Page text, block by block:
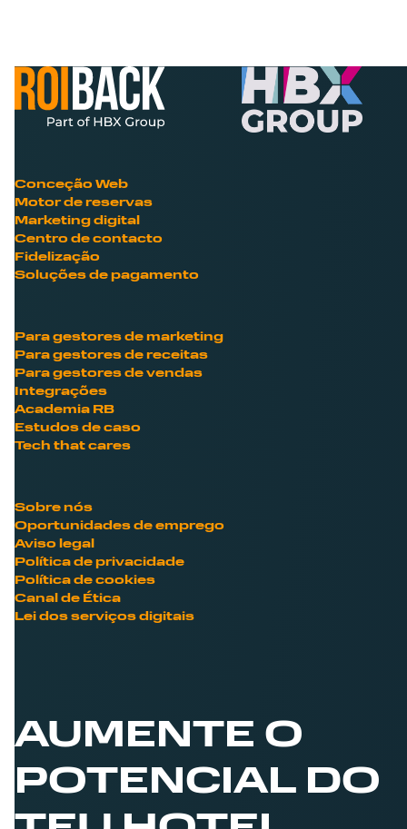
Conceção Web
Motor de reservas
Marketing digital
Centro de contacto
Fidelização
Soluções de pagamento
Para gestores de marketing
Para gestores de receitas
Para gestores de vendas
Integrações
Academia RB
Estudos de caso
Tech that cares
Sobre nós
Oportunidades de emprego
Aviso legal
Política de privacidade
Política de cookies
Canal de Ética
Lei dos serviços digitais
AUMENTE O
POTENCIAL DO